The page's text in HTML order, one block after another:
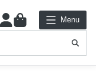
0 Menu